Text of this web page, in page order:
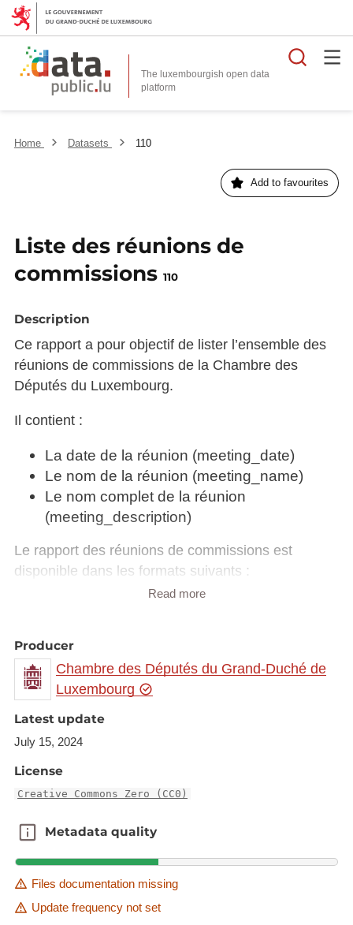
The luxembourgish open data
platform
Home Datasets 110
Add to favourites
Liste des réunions de
commissions 110
Description
Ce rapport a pour objectif de lister l’ensemble des
réunions de commissions de la Chambre des
Députés du Luxembourg.
Il contient :
La date de la réunion (meeting_date)
Le nom de la réunion (meeting_name)
Le nom complet de la réunion
(meeting_description)
Le rapport des réunions de commissions est
disponible dans les formats suivants :
XML
HTML
Read more
Producer
Chambre des Députés du Grand-Duché de
Luxembourg
Latest update
July 15, 2024
License
Creative Commons Zero (CC0)
Metadata quality
Metadata quality
Files documentation missing
Update frequency not set